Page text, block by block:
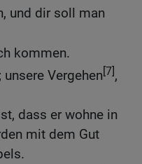
und dir soll man
kommen.
Vergehen[7],
dass er wohne in
mit dem Gut